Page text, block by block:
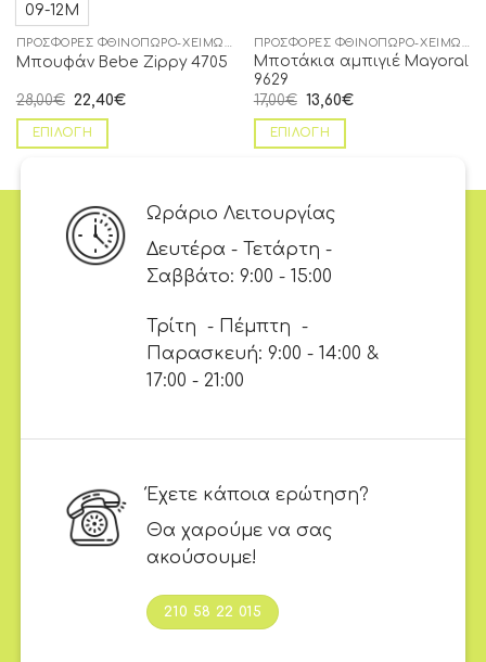
09-12Μ
Μπουφάν Bebe Zippy 4705
28,00€ 22,40€
ΕΠΙΛΟΓΉ
Μποτάκια αμπιγιέ Mayoral
9629
17,00€ 13,60€
ΕΠΙΛΟΓΉ
Ωράριο Λειτουργίας
Δευτέρα - Τετάρτη -
Σαββάτο: 9:00 - 15:00
Τρίτη - Πέμπτη -
Παρασκευή: 9:00 - 14:00 &
17:00 - 21:00
Έχετε κάποια ερώτηση?
Θα χαρούμε να σας
ακούσουμε!
210 58 22 015